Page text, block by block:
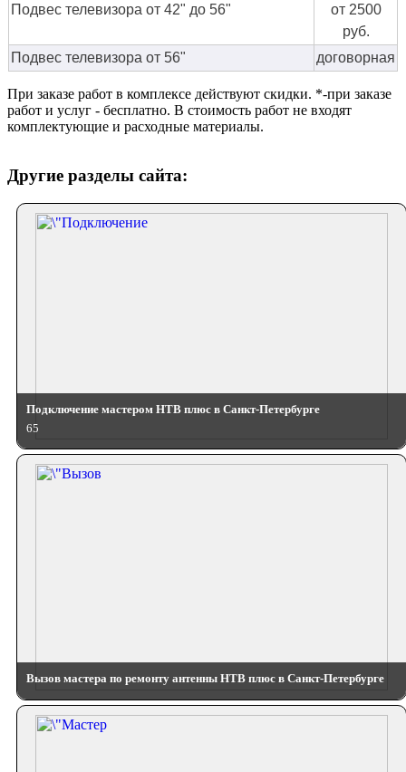
Подвес телевизора от 42" до 56"
от 2500
руб.
Подвес телевизора от 56"
договорная
При заказе работ в комплексе действуют скидки. *-при заказе
работ и услуг - бесплатно. В стоимость работ не входят
комплектующие и расходные материалы.
Другие разделы сайта:
Подключение мастером НТВ плюс в Санкт-Петербурге
65
Вызов мастера по ремонту антенны НТВ плюс в Санкт-Петербурге